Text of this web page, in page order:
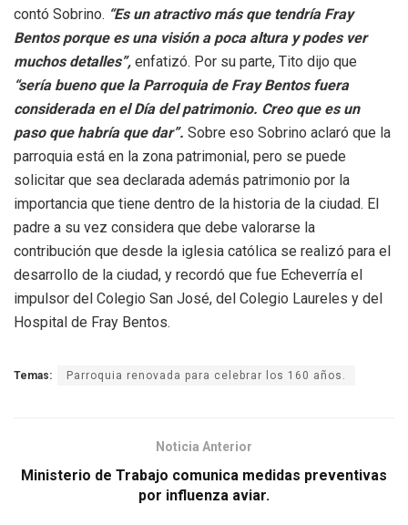
contó Sobrino. “Es un atractivo más que tendría Fray
Bentos porque es una visión a poca altura y podes ver
muchos detalles”, enfatizó. Por su parte, Tito dijo que
“sería bueno que la Parroquia de Fray Bentos fuera
considerada en el Día del patrimonio. Creo que es un
paso que habría que dar”. Sobre eso Sobrino aclaró que la
parroquia está en la zona patrimonial, pero se puede
solicitar que sea declarada además patrimonio por la
importancia que tiene dentro de la historia de la ciudad. El
padre a su vez considera que debe valorarse la
contribución que desde la iglesia católica se realizó para el
desarrollo de la ciudad, y recordó que fue Echeverría el
impulsor del Colegio San José, del Colegio Laureles y del
Hospital de Fray Bentos.
Temas: Parroquia renovada para celebrar los 160 años.
Noticia Anterior
Ministerio de Trabajo comunica medidas preventivas
por influenza aviar.